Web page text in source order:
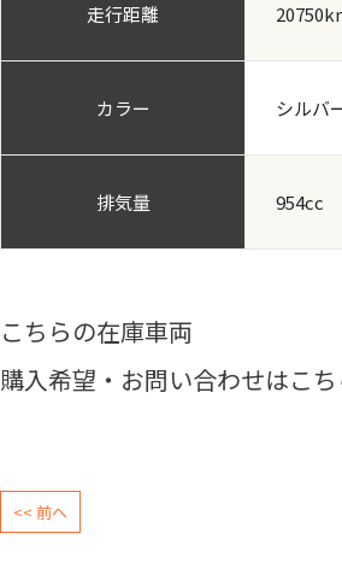
走行距離
カラー シルバ
排気量 954cc
こちらの在庫車両
購入希望・お問い合わせはこ
<< 前へ